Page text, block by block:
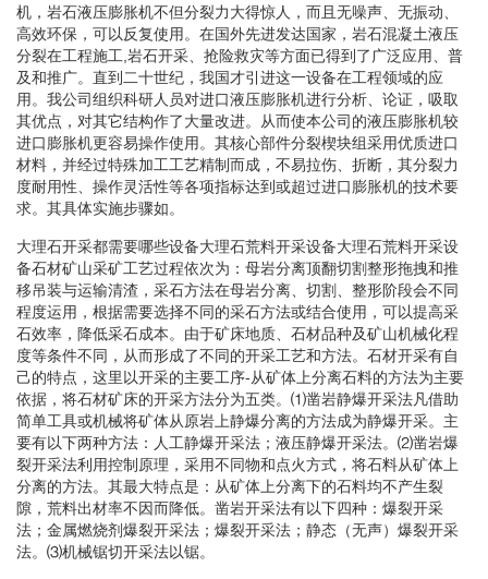
机，岩石液压膨胀机不但分裂力大得惊人，而且无噪声、无振动、
高效环保，可以反复使用。在国外先进发达国家，岩石混凝土液压
分裂在工程施工,岩石开采、抢险救灾等方面已得到了广泛应用、普
及和推广。直到二十世纪，我国才引进这一设备在工程领域的应
用。我公司组织科研人员对进口液压膨胀机进行分析、论证，吸取
其优点，对其它结构作了大量改进。从而使本公司的液压膨胀机较
进口膨胀机更容易操作使用。其核心部件分裂楔块组采用优质进口
材料，并经过特殊加工工艺精制而成，不易拉伤、折断，其分裂力
度耐用性、操作灵活性等各项指标达到或超过进口膨胀机的技术要
求。其具体实施步骤如。
大理石开采都需要哪些设备大理石荒料开采设备大理石荒料开采设
备石材矿山采矿工艺过程依次为：母岩分离顶翻切割整形拖拽和推
移吊装与运输清渣，采石方法在母岩分离、切割、整形阶段会不同
程度运用，根据需要选择不同的采石方法或结合使用，可以提高采
石效率，降低采石成本。由于矿床地质、石材品种及矿山机械化程
度等条件不同，从而形成了不同的开采工艺和方法。石材开采有自
己的特点，这里以开采的主要工序-从矿体上分离石料的方法为主要
依据，将石材矿床的开采方法分为五类。⑴凿岩静爆开采法凡借助
简单工具或机械将矿体从原岩上静爆分离的方法成为静爆开采。主
要有以下两种方法：人工静爆开采法；液压静爆开采法。⑵凿岩爆
裂开采法利用控制原理，采用不同物和点火方式，将石料从矿体上
分离的方法。其最大特点是：从矿体上分离下的石料均不产生裂
隙，荒料出材率不因而降低。凿岩开采法有以下四种：爆裂开采
法；金属燃烧剂爆裂开采法；爆裂开采法；静态（无声）爆裂开采
法。⑶机械锯切开采法以锯。